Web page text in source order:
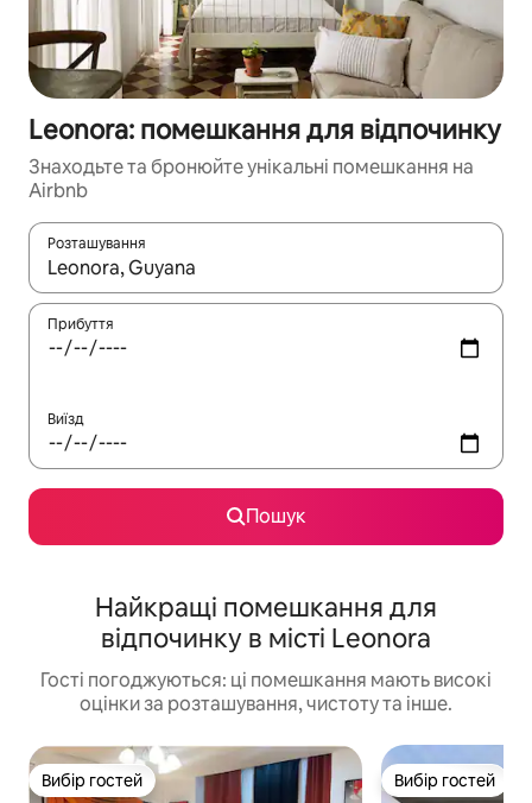
Leonora: помешкання для відпочинку
Знаходьте та бронюйте унікальні помешкання на
Airbnb
Розташування
Отримавши результати пошуку, використовуйте для
Прибуття
Виїзд
Пошук
Найкращі помешкання для
відпочинку в місті Leonora
Гості погоджуються: ці помешкання мають високі
оцінки за розташування, чистоту та інше.
Вибір гостей
Вибір гостей Вибір гостей
Вибір гостей